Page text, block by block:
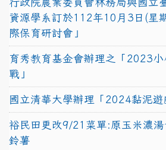
資源學系訂於112年10月3日(星
際保育研討會」
育秀教育基金會辦理之「2023小
戰」
國立清華大學辦理「2024黏泥遊
裕民田更改9/21菜單:原玉米濃
鈴薯